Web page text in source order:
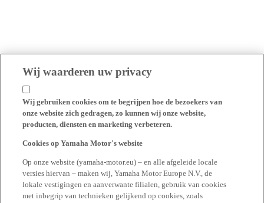
Wij waarderen uw privacy
Wij gebruiken cookies om te begrijpen hoe de bezoekers van
onze website zich gedragen, zo kunnen wij onze website,
producten, diensten en marketing verbeteren.
Cookies op Yamaha Motor's website
Op onze website (yamaha-motor.eu) – en alle afgeleide locale
versies hiervan – maken wij, Yamaha Motor Europe N.V., de
lokale vestigingen en aanverwante filialen, gebruik van cookies
met inbegrip van technieken gelijkend op cookies, zoals